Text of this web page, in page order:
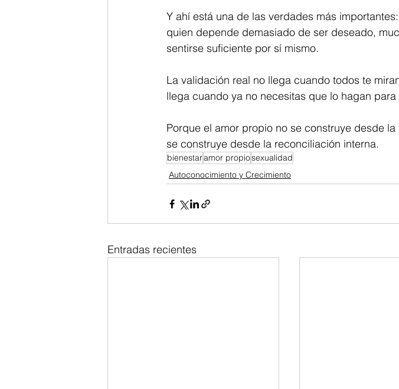
Y ahí está una de las verdades más importantes:
quien depende demasiado de ser deseado,
sentirse suficiente por sí mismo.
La validación real no llega cuando todos te
llega cuando ya no necesitas que lo hagan para
Porque el amor propio no se construye desde
se construye desde la reconciliación interna.
bienestaramor propiosexualidad
Autoconocimiento y Crecimiento
Entradas recientes